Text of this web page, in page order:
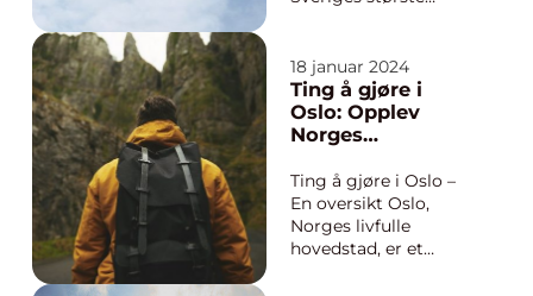
oppmerksomhet.
Byen byr på en unik
blanding av vakre
naturomgivelser,
pulserende byliv.
Enten du er en
eventyrlys...
18 januar 2024
Ting å gjøre i
Oslo: Opplev
Norges
hovedstad
Ting å gjøre i Oslo –
En oversikt Oslo,
Norges livfulle
hovedstad, er et